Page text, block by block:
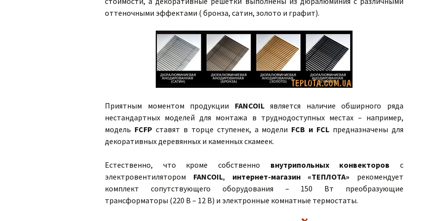
оттеночными эффектами ( бронза, сатин, золото и графит).
Приятным моментом продукции FANCOILявляется наличие обширного ряда
нестандартных моделей для монтажа в труднодоступных местах – например,
модель FCFP ставят в торце ступенек, а модели FCB и FCL предназначены для
декоративных деревянных и каменных скамеек.
Естественно, что кроме собственно внутрипольных конвекторов с
электровентилятором FANCOIL, интернет-магазин «ТЕПЛОТА» рекомендует
комплект сопутствующего оборудования – 150 Вт преобразующие
трансформаторы (220 В – 12 В) и электронные комнатные термостаты.